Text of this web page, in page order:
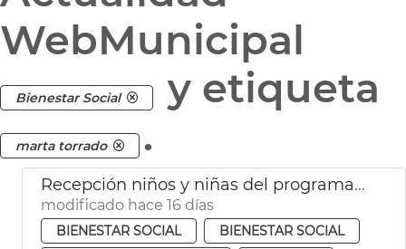
WebMunicipal
Bienestar Social y etiqueta
marta torrado .
Recepción niños y niñas del programa Vacances en Pau
modificado hace 16 días
BIENESTAR SOCIAL
BIENESTAR SOCIAL